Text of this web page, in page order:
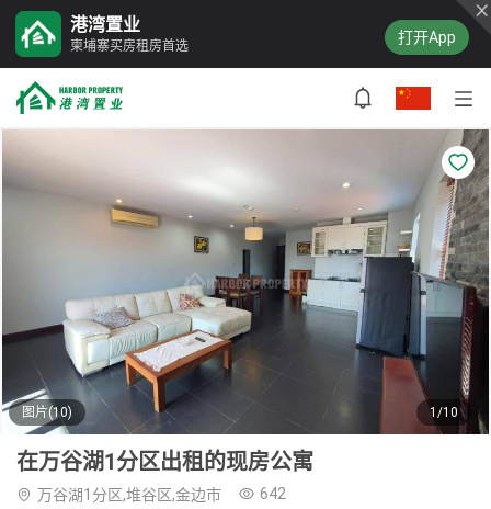
港湾置业
柬埔寨买房租房首选 打开App
图片(10) 1/10
在万谷湖1分区出租的现房公寓
万谷湖1分区,堆谷区,金边市 642